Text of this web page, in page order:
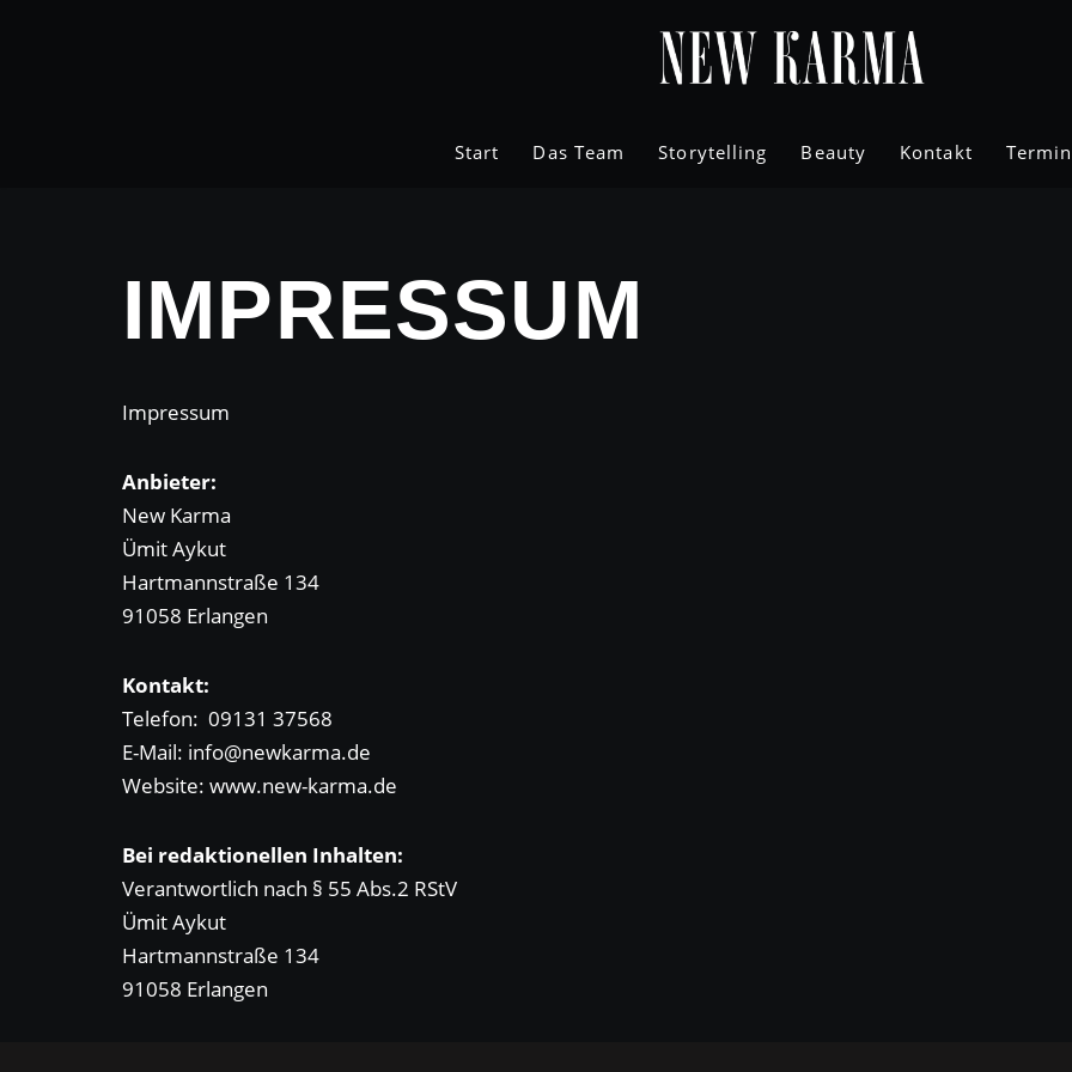
Start Das Team Storytelling Beauty Kontakt
IMPRESSUM
Impressum
Anbieter:
New Karma
Ümit Aykut
Hartmannstraße 134
91058 Erlangen
Kontakt:
Telefon: 09131 37568
E-Mail: info@newkarma.de
Website: www.new-karma.de
Bei redaktionellen Inhalten:
Verantwortlich nach § 55 Abs.2 RStV
Ümit Aykut
Hartmannstraße 134
91058 Erlangen